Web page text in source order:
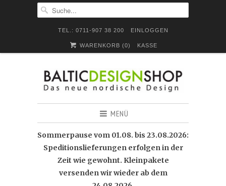
TEL.: 0711-907 38 200 EINLOGGEN
WARENKORB (0) KASSE
MENÜ
Sommerpause vom 01.08. bis 23.08.2026:
Speditionslieferungen erfolgen in der
Zeit wie gewohnt. Kleinpakete
versenden wir wieder ab dem